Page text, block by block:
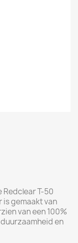
T-50
is gemaakt van
van een 100%
en